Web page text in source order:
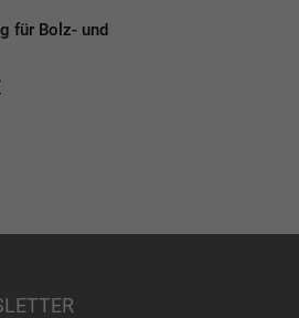
für Bolz- und